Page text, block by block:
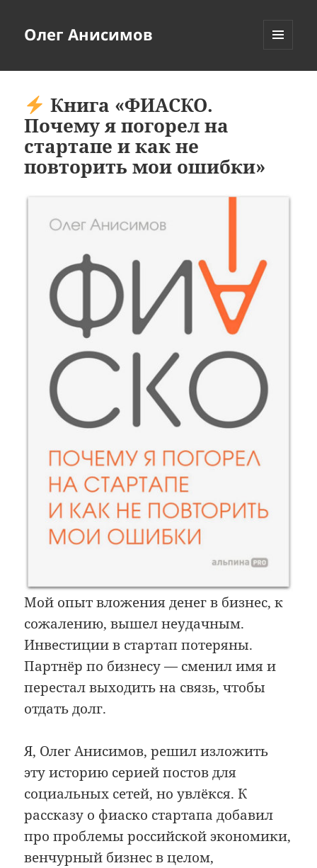
Олег Анисимов
Книга «ФИАСКО.
Почему я погорел на
стартапе и как не
повторить мои ошибки»
Мой опыт вложения денег в бизнес, к
сожалению, вышел неудачным.
Инвестиции в стартап потеряны.
Партнёр по бизнесу — сменил имя и
перестал выходить на связь, чтобы
отдать долг.
Я, Олег Анисимов, решил изложить
эту историю серией постов для
социальных сетей, но увлёкся. К
рассказу о фиаско стартапа добавил
про проблемы российской экономики,
венчурный бизнес в целом,